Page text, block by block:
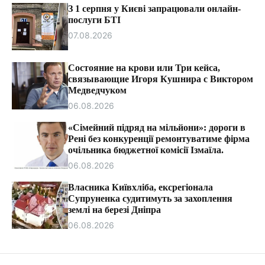
т
З 1 серпня у Києві запрацювали онлайн-
послуги БТІ
07.08.2026
Состояние на крови или Три кейса,
связывающие Игоря Кушнира с Виктором
Медведчуком
06.08.2026
«Сімейний підряд на мільйони»: дороги в
Рені без конкуренції ремонтуватиме фірма
очільника бюджетної комісії Ізмаїла.
06.08.2026
Власника Київхліба, ексрегіонала
Супруненка судитимуть за захоплення
землі на березі Дніпра
06.08.2026